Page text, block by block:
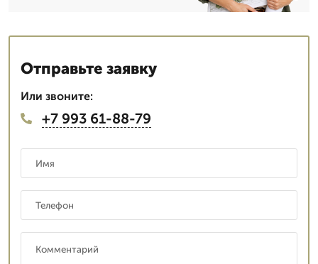
Отправьте заявку
Или звоните:
+7 993 61-88-79